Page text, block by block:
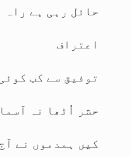
حائل رہی ہے راہ
اعتراف
توفیق سے کب
حشر اُٹھا نہ
کیں ہمدموں نے